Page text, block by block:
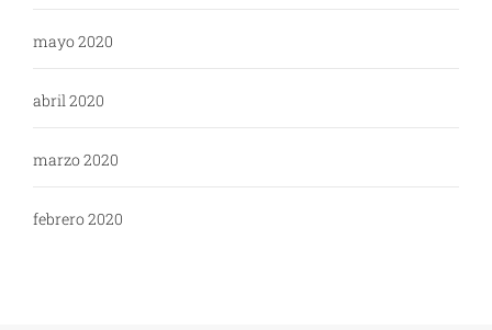
mayo 2020
abril 2020
marzo 2020
febrero 2020